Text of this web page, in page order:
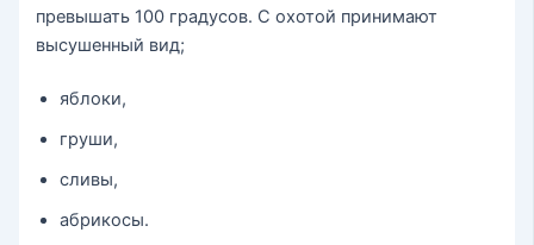
превышать 100 градусов. С охотой принимают
высушенный вид;
яблоки,
груши,
сливы,
абрикосы.